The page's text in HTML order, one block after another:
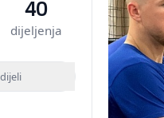
40
dijeljenja